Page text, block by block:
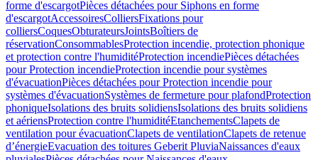
forme d'escargotPièces détachées pour Siphons en forme
d'escargotAccessoiresColliersFixations pour
colliersCoquesObturateursJointsBoîtiers de
réservationConsommablesProtection incendie, protection phonique
et protection contre l'humiditéProtection incendiePièces détachées
pour Protection incendieProtection incendie pour systèmes
d'évacuationPièces détachées pour Protection incendie pour
systèmes d'évacuationSystèmes de fermeture pour plafondProtection
phoniqueIsolations des bruits solidiensIsolations des bruits solidiens
et aériensProtection contre l'humiditéEtanchementsClapets de
ventilation pour évacuationClapets de ventilationClapets de retenue
d’énergieEvacuation des toitures Geberit PluviaNaissances d'eaux